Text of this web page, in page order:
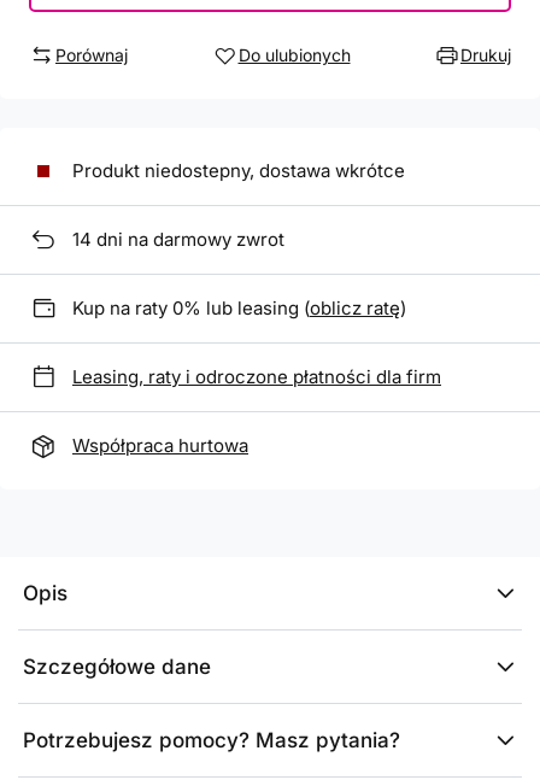
Porównaj Do ulubionych Drukuj
Produkt niedostepny, dostawa wkrótce
14 dni na darmowy zwrot
Kup na raty 0% lub leasing (oblicz ratę)
Leasing, raty i odroczone płatności dla firm
Współpraca hurtowa
Opis
Szczegółowe dane
Potrzebujesz pomocy? Masz pytania?